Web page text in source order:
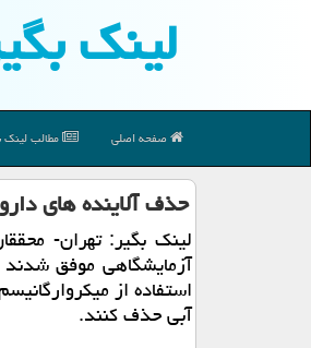
لینك
صفحه اصلی مطالب لینك
حذف آلاینده های
لینك بگیر: تهران-
آزمایشگاهی موفق شدند
استفاده از
آبی حذف كنند.